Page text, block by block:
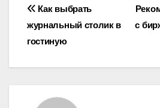
Навигация
по
записям
с
Как выбрать
журнальный столик в
гостиную